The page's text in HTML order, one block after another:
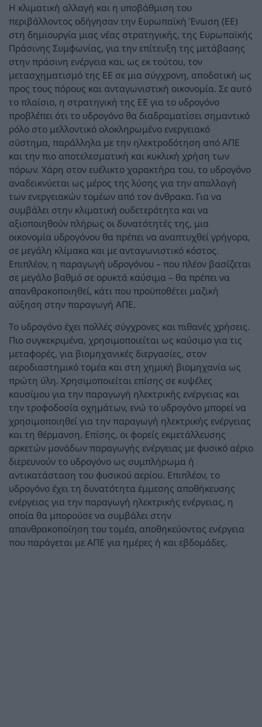
Η κλιματική αλλαγή και η υποβάθμιση του
περιβάλλοντος οδήγησαν την Ευρωπαϊκή Ένωση (ΕΕ)
στη δημιουργία μιας νέας στρατηγικής, της Ευρωπαϊκής
Πράσινης Συμφωνίας, για την επίτευξη της μετάβασης
στην πράσινη ενέργεια και, ως εκ τούτου, τον
μετασχηματισμό της ΕΕ σε μια σύγχρονη, αποδοτική ως
προς τους πόρους και ανταγωνιστική οικονομία. Σε αυτό
το πλαίσιο, η στρατηγική της ΕΕ για το υδρογόνο
προβλέπει ότι το υδρογόνο θα διαδραματίσει σημαντικό
ρόλο στο μελλοντικό ολοκληρωμένο ενεργειακό
σύστημα, παράλληλα με την ηλεκτροδότηση από ΑΠΕ
και την πιο αποτελεσματική και κυκλική χρήση των
πόρων. Χάρη στον ευέλικτο χαρακτήρα του, το υδρογόνο
αναδεικνύεται ως μέρος της λύσης για την απαλλαγή
των ενεργειακών τομέων από τον άνθρακα. Για να
συμβάλει στην κλιματική ουδετερότητα και να
αξιοποιηθούν πλήρως οι δυνατότητές της, μια
οικονομία υδρογόνου θα πρέπει να αναπτυχθεί γρήγορα,
σε μεγάλη κλίμακα και με ανταγωνιστικό κόστος.
Επιπλέον, η παραγωγή υδρογόνου – που πλέον βασίζεται
σε μεγάλο βαθμό σε ορυκτά καύσιμα – θα πρέπει να
απανθρακοποιηθεί, κάτι που προϋποθέτει μαζική
αύξηση στην παραγωγή ΑΠΕ.
Το υδρογόνο έχει πολλές σύγχρονες και πιθανές χρήσεις.
Πιο συγκεκριμένα, χρησιμοποιείται ως καύσιμο για τις
μεταφορές, για βιομηχανικές διεργασίες, στον
αεροδιαστημικό τομέα και στη χημική βιομηχανία ως
πρώτη ύλη. Χρησιμοποιείται επίσης σε κυψέλες
καυσίμου για την παραγωγή ηλεκτρικής ενέργειας και
την τροφοδοσία οχημάτων, ενώ το υδρογόνο μπορεί να
χρησιμοποιηθεί για την παραγωγή ηλεκτρικής ενέργειας
και τη θέρμανση. Επίσης, οι φορείς εκμετάλλευσης
αρκετών μονάδων παραγωγής ενέργειας με φυσικό αέριο
διερευνούν το υδρογόνο ως συμπλήρωμα ή
αντικατάσταση του φυσικού αερίου. Επιπλέον, το
υδρογόνο έχει τη δυνατότητα έμμεσης αποθήκευσης
ενέργειας για την παραγωγή ηλεκτρικής ενέργειας, η
οποία θα μπορούσε να συμβάλει στην
απανθρακοποίηση του τομέα, αποθηκεύοντας ενέργεια
που παράγεται με ΑΠΕ για ημέρες ή και εβδομάδες.